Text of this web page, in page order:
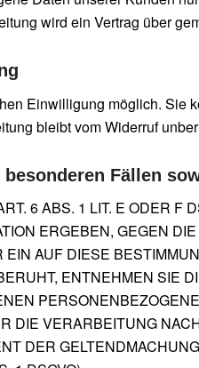
wird ein Vertrag über
Einwilligung möglich. Sie
bleibt vom Widerruf
Fällen
6 ABS. 1 LIT. E ODER F
ERGEBEN, GEGEN
AUF DIESE
ENTNEHMEN SIE
DIE VERARBEITUNG
DER